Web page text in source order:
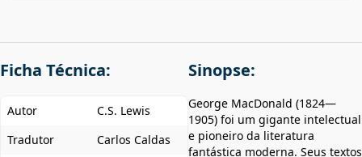
Ficha Técnica:
Autor
C.S. Lewis
Tradutor
Carlos Caldas
Sinopse:
George MacDonald (1824—
1905) foi um gigante intelectual
e pioneiro da literatura
fantástica moderna. Seus textos